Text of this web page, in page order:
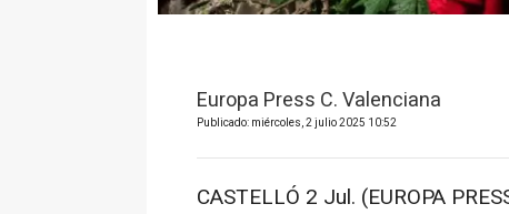
Europa Press C. Valenciana
Publicado: miércoles, 2 julio 2025 10:52
CASTELLÓ 2 Jul. (EUROPA